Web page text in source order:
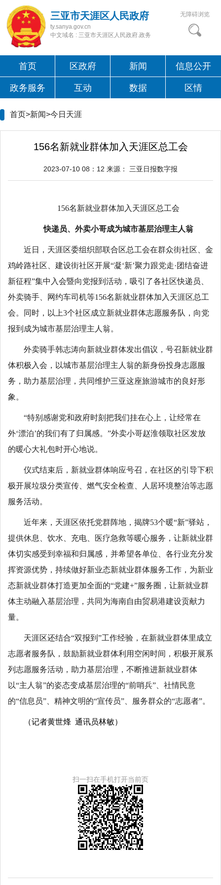
三亚市天涯区人民政府
ty.sanya.gov.cn
中文域名 : 三亚市天涯区人民政府.政务
无障碍浏览
首页 区政府 新闻 信息公开
政务服务 互动 数据 区情
首页>新闻>今日天涯
156名新就业群体加入天涯区总工会
2023-07-10 08：12 来源： 三亚日报数字报
156名新就业群体加入天涯区总工会
快递员、外卖小哥成为城市基层治理主人翁
近日，天涯区委组织部联合区总工会在群众街社区、金
鸡岭路社区、建设街社区开展“凝‘新’聚力跟党走·团结奋进
新征程”集中入会暨向党报到活动，吸引了各社区快递员、
外卖骑手、网约车司机等156名新就业群体加入天涯区总工
会。同时，以上3个社区成立新就业群体志愿服务队，向党
报到成为城市基层治理主人翁。
外卖骑手韩志涛向新就业群体发出倡议，号召新就业群
体积极入会，以城市基层治理主人翁的新身份投身志愿服
务，助力基层治理，共同维护三亚这座旅游城市的良好形
象。
“特别感谢党和政府时刻把我们挂在心上，让经常在
外‘漂泊’的我们有了归属感。”外卖小哥赵淮领取社区发放
的暖心大礼包时开心地说。
仪式结束后，新就业群体响应号召，在社区的引导下积
极开展垃圾分类宣传、燃气安全检查、人居环境整治等志愿
服务活动。
近年来，天涯区依托党群阵地，揭牌53个暖“新”驿站，
提供休息、饮水、充电、医疗急救等暖心服务，让新就业群
体切实感受到幸福和归属感，并希望各单位、各行业充分发
挥资源优势，持续做好新业态新就业群体服务工作，为新业
态新就业群体打造更加全面的“党建+”服务圈，让新就业群
体主动融入基层治理，共同为海南自由贸易港建设贡献力
量。
天涯区还结合“双报到”工作经验，在新就业群体里成立
志愿者服务队，鼓励新就业群体利用空闲时间，积极开展系
列志愿服务活动，助力基层治理，不断推进新就业群体
以“主人翁”的姿态变成基层治理的“前哨兵”、社情民意
的“信息员”、精神文明的“宣传员”、服务群众的“志愿者”。
（记者黄世烽 通讯员林敏）
扫一扫在手机打开当前页